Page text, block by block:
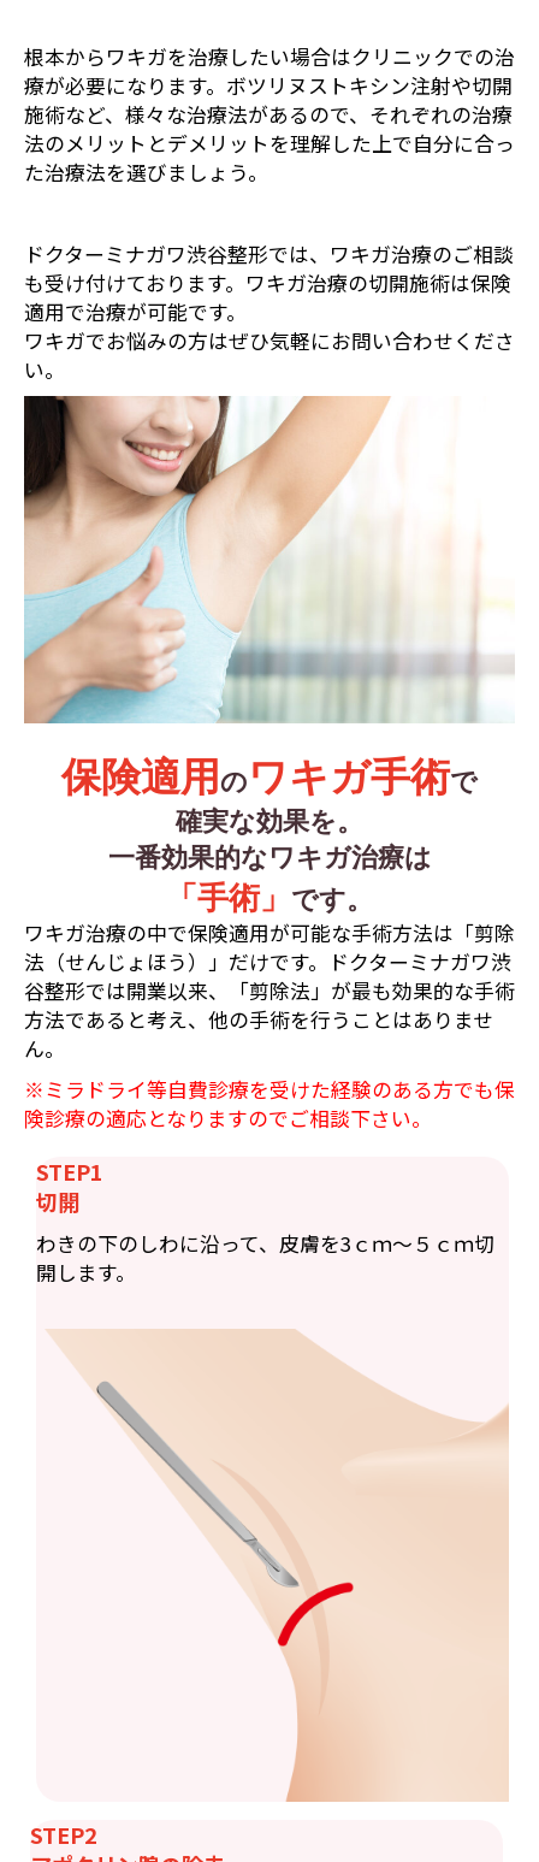
根本からワキガを治療したい場合はクリニックでの治
療が必要になります。ボツリヌストキシン注射や切開
施術など、様々な治療法があるので、それぞれの治療
法のメリットとデメリットを理解した上で自分に合っ
た治療法を選びましょう。
ドクターミナガワ渋谷整形では、ワキガ治療のご相談
も受け付けております。ワキガ治療の切開施術は保険
適用で治療が可能です。
ワキガでお悩みの方はぜひ気軽にお問い合わせくださ
い。
保険適用のワキガ手術で
確実な効果を。
一番効果的なワキガ治療は
「手術」 です。
ワキガ治療の中で保険適用が可能な手術方法は「剪除
法（せんじょほう）」だけです。ドクターミナガワ渋
谷整形では開業以来、「剪除法」が最も効果的な手術
方法であると考え、他の手術を行うことはありませ
ん。
※ミラドライ等自費診療を受けた経験のある方でも保
険診療の適応となりますのでご相談下さい。
STEP1
切開
わきの下のしわに沿って、皮膚を3ｃｍ〜５ｃｍ切
開します。
STEP2